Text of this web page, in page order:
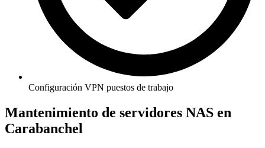
Configuración VPN puestos de trabajo
Mantenimiento de servidores NAS en
Carabanchel